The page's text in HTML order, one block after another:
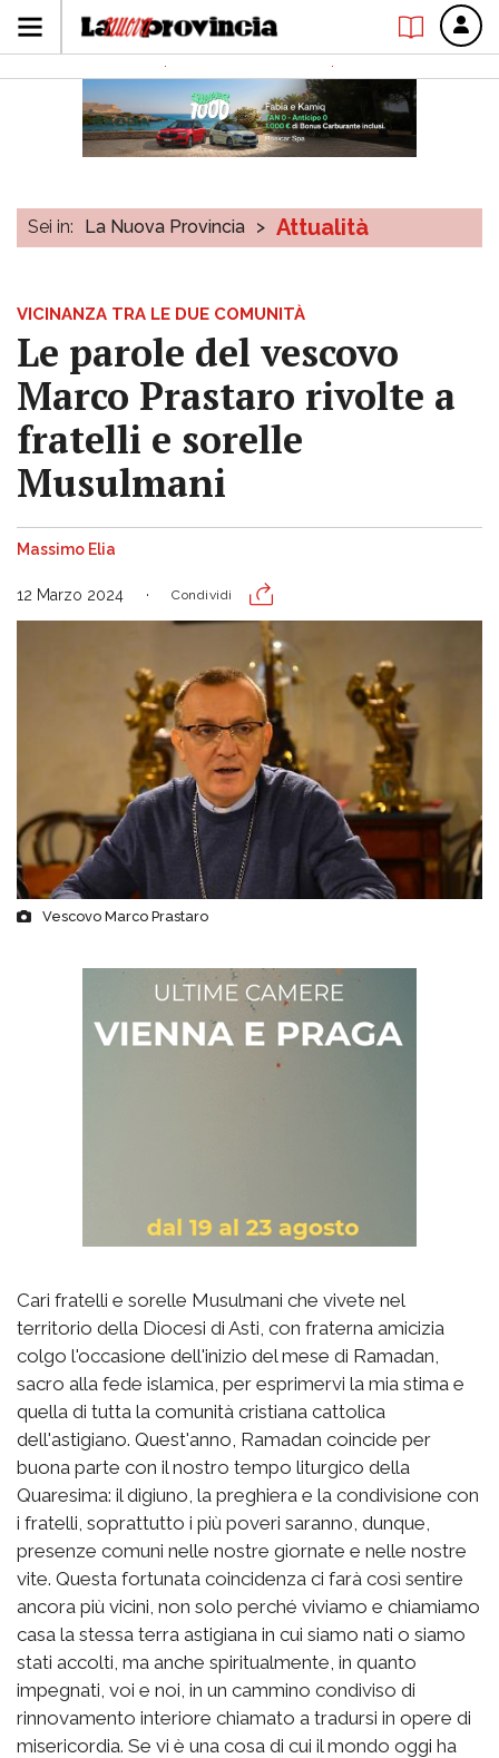
Sei in: La Nuova Provincia > Attualità
VICINANZA TRA LE DUE COMUNITÀ
Le parole del vescovo
Marco Prastaro rivolte a
fratelli e sorelle
Musulmani
Massimo Elia
12 Marzo 2024 Condividi
Vescovo Marco Prastaro
Cari fratelli e sorelle Musulmani che vivete nel
territorio della Diocesi di Asti, con fraterna amicizia
colgo l'occasione dell'inizio del mese di Ramadan,
sacro alla fede islamica, per esprimervi la mia stima e
quella di tutta la comunità cristiana cattolica
dell'astigiano. Quest'anno, Ramadan coincide per
buona parte con il nostro tempo liturgico della
Quaresima: il digiuno, la preghiera e la condivisione con
i fratelli, soprattutto i più poveri saranno, dunque,
presenze comuni nelle nostre giornate e nelle nostre
vite. Questa fortunata coincidenza ci farà così sentire
ancora più vicini, non solo perché viviamo e chiamiamo
casa la stessa terra astigiana in cui siamo nati o siamo
stati accolti, ma anche spiritualmente, in quanto
impegnati, voi e noi, in un cammino condiviso di
rinnovamento interiore chiamato a tradursi in opere di
misericordia. Se vi è una cosa di cui il mondo oggi ha